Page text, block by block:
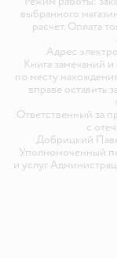
выбранного
расчёт. Оплата
Адрес
Книга замечаний
по месту
вправе оставить
Ответственный за
с
Добрицкий
Уполномоченный
и услуг